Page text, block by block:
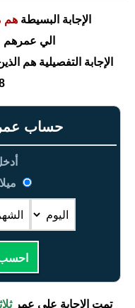
الإجابة البسيطة هم
الي عمرهم ٣٠ مواليد كم بالضبط؟
حساب
احسب
تمت الإجابة على عمر